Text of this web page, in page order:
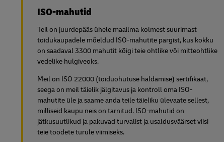
ISO-mahutid
Teil on juurdepääs ühele maailma kolmest suurimast
toidukaupadele mõeldud ISO-mahutite pargist, kus kokku
on saadaval 3300 mahutit kõigi teie ohtlike või mitteohtlike
vedelike hulgiveoks.
Meil on ISO 22000 (toiduohutuse haldamise) sertifikaat,
seega on meil täielik jälgitavus ja kontroll oma ISO-
mahutite üle ja saame anda teile täieliku ülevaate sellest,
milliseid kaupu neis on tarnitud. ISO-mahutid on
jätkusuutlikud ja pakuvad turvalist ja usaldusväärset viisi
teie toodete turule viimiseks.